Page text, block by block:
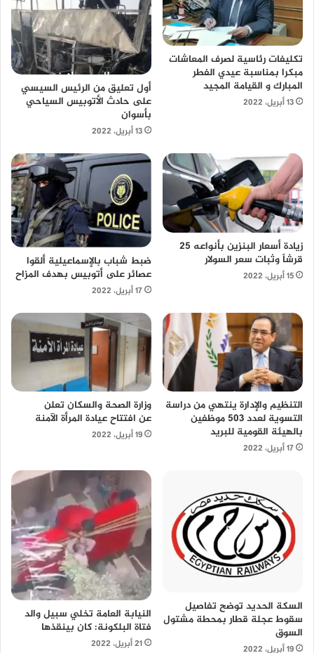
تكليفات رئاسية لصرف المعاشات
مبكرا بمناسبة عيدي الفطر
المبارك و القيامة المجيد
13 أبريل، 2022
أول تعليق من الرئيس السيسي
على حادث الأتوبيس السياحي
بأسوان
13 أبريل، 2022
زيادة أسعار البنزين بأنواعه 25
قرشاً وثبات سعر السولار
15 أبريل، 2022
ضبط شباب بالإسماعيلية ألقوا
عصائر على أتوبيس بهدف المزاح
17 أبريل، 2022
التنظيم والإدارة ينتهي من دراسة
التسوية لعدد 503 موظفين
بالهيئة القومية للبريد
17 أبريل، 2022
وزارة الصحة والسكان تعلن
عن افتتاح عيادة المرأة الآمنة
19 أبريل، 2022
السكة الحديد توضح تفاصيل
سقوط عجلة قطار بمحطة مشتول
السوق
19 أبريل، 2022
النيابة العامة تخلي سبيل والد
فتاة البلكونة: كان بينقذها
21 أبريل، 2022